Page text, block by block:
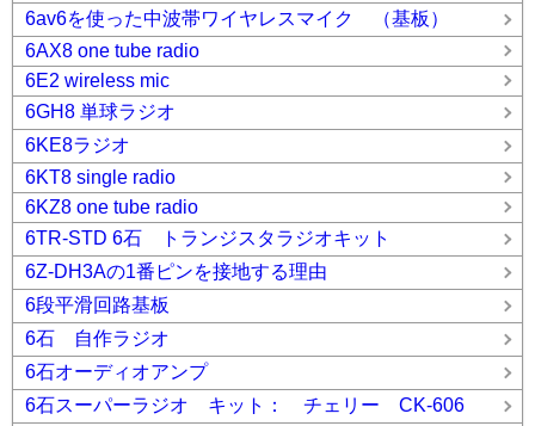
6av6を使った中波帯ワイヤレスマイク （基板）
6AX8 one tube radio
6E2 wireless mic
6GH8 単球ラジオ
6KE8ラジオ
6KT8 single radio
6KZ8 one tube radio
6TR-STD 6石 トランジスタラジオキット
6Z-DH3Aの1番ピンを接地する理由
6段平滑回路基板
6石 自作ラジオ
6石オーディオアンプ
6石スーパーラジオ キット： チェリー CK-606